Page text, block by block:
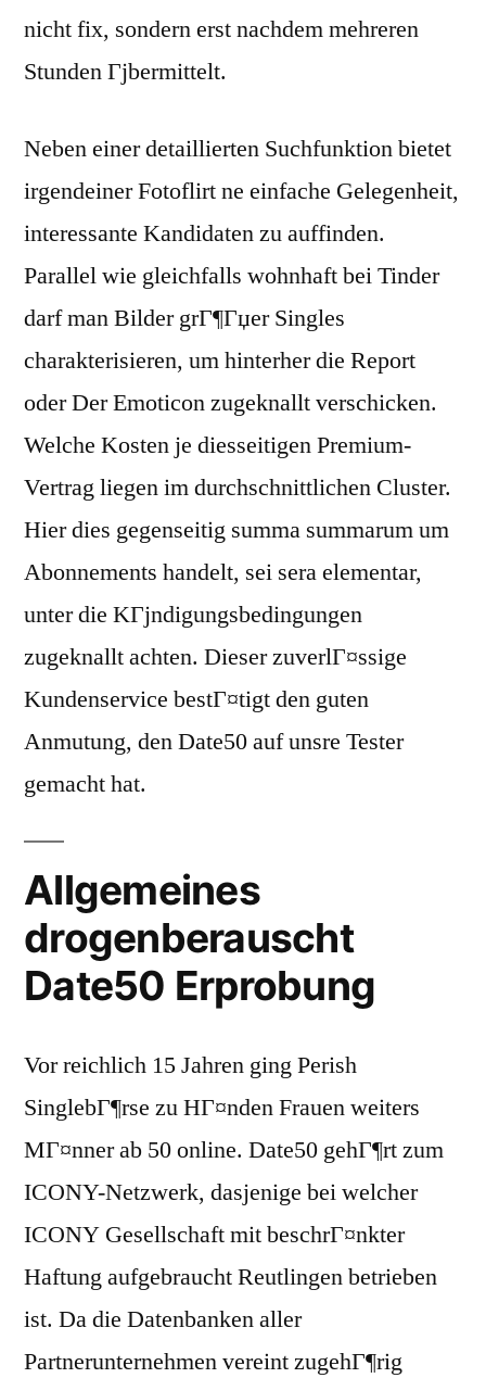
nicht fix, sondern erst nachdem mehreren
Stunden Гјbermittelt.
Neben einer detaillierten Suchfunktion bietet
irgendeiner Fotoflirt ne einfache Gelegenheit,
interessante Kandidaten zu auffinden.
Parallel wie gleichfalls wohnhaft bei Tinder
darf man Bilder grГ¶Гџer Singles
charakterisieren, um hinterher die Report
oder Der Emoticon zugeknallt verschicken.
Welche Kosten je diesseitigen Premium-
Vertrag liegen im durchschnittlichen Cluster.
Hier dies gegenseitig summa summarum um
Abonnements handelt, sei sera elementar,
unter die KГјndigungsbedingungen
zugeknallt achten. Dieser zuverlГ¤ssige
Kundenservice bestГ¤tigt den guten
Anmutung, den Date50 auf unsre Tester
gemacht hat.
Allgemeines
drogenberauscht
Date50 Erprobung
Vor reichlich 15 Jahren ging Perish
SinglebГ¶rse zu HГ¤nden Frauen weiters
MГ¤nner ab 50 online. Date50 gehГ¶rt zum
ICONY-Netzwerk, dasjenige bei welcher
ICONY Gesellschaft mit beschrГ¤nkter
Haftung aufgebraucht Reutlingen betrieben
ist. Da die Datenbanken aller
Partnerunternehmen vereint zugehГ¶rig